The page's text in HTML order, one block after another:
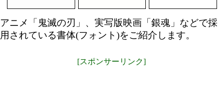
アニメ「鬼滅の刃」、実写版映画「銀魂」などで採
用されている書体(フォント)をご紹介します。
[スポンサーリンク]